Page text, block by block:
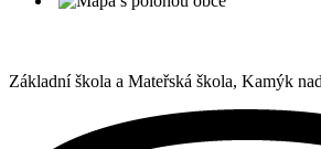
Základní škola a Mateřská škola, Kamýk